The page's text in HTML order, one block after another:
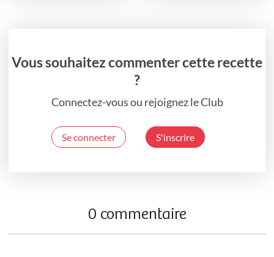
Vous souhaitez commenter cette recette
?
Connectez-vous ou rejoignez le Club
Se connecter S'inscrire
0 commentaire